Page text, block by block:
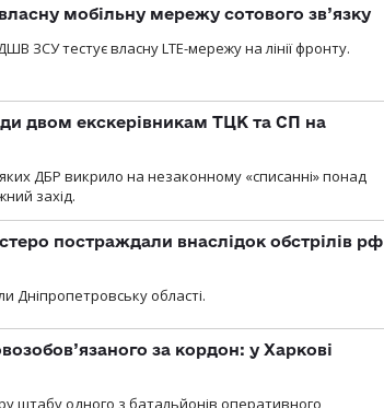
мобільну мережу сотового зв’язку
ЗСУ тестує власну LTE-мережу на лінії фронту.
двом екскерівникам ТЦК та СП на
ДБР викрило на незаконному «списанні» понад
захід.
постраждали внаслідок обстрілів рф
Дніпропетровську області.
за кордон: у Харкові
штабу одного з батальйонів оперативного